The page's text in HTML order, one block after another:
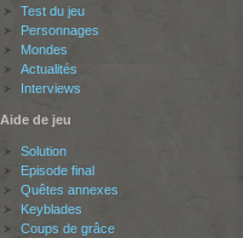
Test du jeu
Personnages
Mondes
Actualités
Interviews
Aide de jeu
Solution
Episode final
Quêtes annexes
Keyblades
Coups de grâce